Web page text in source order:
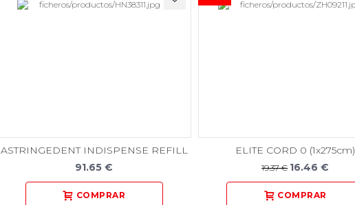
ASTRINGEDENT INDISPENSE REFILL
91.65 €
ELITE CORD 0 (1x275cm)
19.37 € 16.46 €